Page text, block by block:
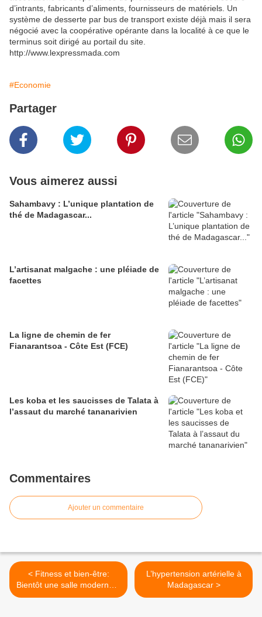
d’intrants, fabricants d’aliments, fournisseurs de matériels. Un
système de desserte par bus de transport existe déjà mais il sera
négocié avec la coopérative opérante dans la localité à ce que le
terminus soit dirigé au portail du site.
http://www.lexpressmada.com
#Economie
Partager
Vous aimerez aussi
Sahambavy : L’unique plantation de
thé de Madagascar...
L’artisanat malgache : une pléiade de
facettes
La ligne de chemin de fer
Fianarantsoa - Côte Est (FCE)
Les koba et les saucisses de Talata à
l’assaut du marché tananarivien
Commentaires
Ajouter un commentaire
< Fitness et bien-être:
Bientôt une salle moderne à
Ankadimbahoaka
L’hypertension artérielle à
Madagascar >